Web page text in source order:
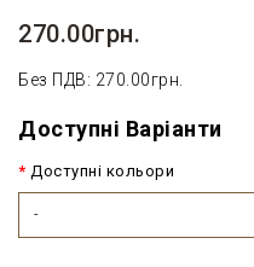
270.00грн.
Без ПДВ: 270.00грн.
Доступні Варіанти
Доступні кольори
-